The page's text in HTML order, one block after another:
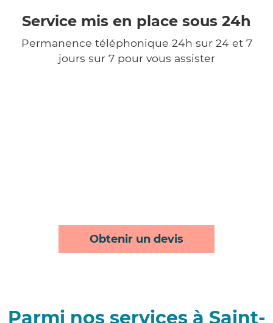
Service mis en place sous 24h
Permanence téléphonique 24h sur 24 et 7
jours sur 7 pour vous assister
Obtenir un devis
Parmi nos services à Saint-